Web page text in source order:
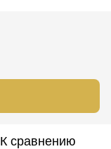
К сравнению